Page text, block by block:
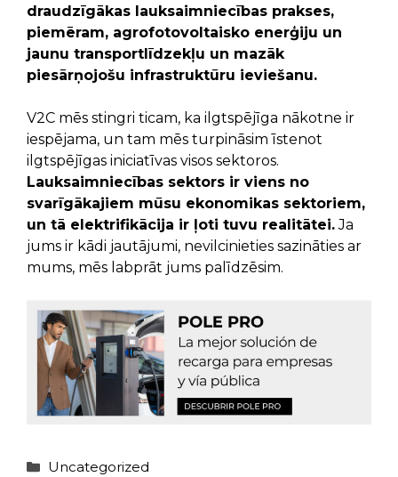
draudzīgākas lauksaimniecības prakses,
piemēram, agrofotovoltaisko enerģiju un
jaunu transportlīdzekļu un mazāk
piesārņojošu infrastruktūru ieviešanu.
V2C mēs stingri ticam, ka ilgtspējīga nākotne ir
iespējama, un tam mēs turpināsim īstenot
ilgtspējīgas iniciatīvas visos sektoros.
Lauksaimniecības sektors ir viens no
svarīgākajiem mūsu ekonomikas sektoriem,
un tā elektrifikācija ir ļoti tuvu realitātei.Ja
jums ir kādi jautājumi, nevilcinieties sazināties ar
mums, mēs labprāt jums palīdzēsim.
Categories
Uncategorized